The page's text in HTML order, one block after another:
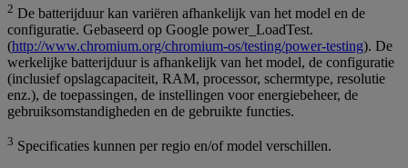
2 De batterijduur kan variëren afhankelijk van het model en de
configuratie. Gebaseerd op Google power_LoadTest.
(http://www.chromium.org/chromium-os/testing/power-testing). De
werkelijke batterijduur is afhankelijk van het model, de configuratie
(inclusief opslagcapaciteit, RAM, processor, schermtype, resolutie
enz.), de toepassingen, de instellingen voor energiebeheer, de
gebruiksomstandigheden en de gebruikte functies.
3 Specificaties kunnen per regio en/of model verschillen.